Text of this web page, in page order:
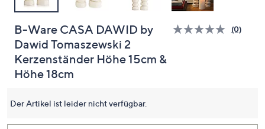
anzuzeigen.
B-Ware CASA DAWID by
Dawid Tomaszewski 2
Kerzenständer Höhe 15cm &
Höhe 18cm
Bisher
(0)
Der Artikel ist leider nicht verfügbar.